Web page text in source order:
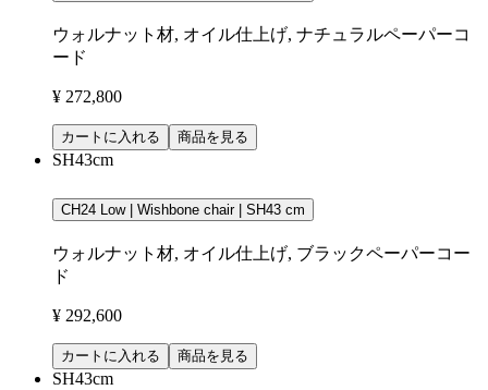
ウォルナット材, オイル仕上げ, ナチュラルペーパーコ
ード
¥ 272,800
カートに入れる 商品を見る
SH43cm
CH24 Low | Wishbone chair | SH43 cm
ウォルナット材, オイル仕上げ, ブラックペーパーコー
ド
¥ 292,600
カートに入れる 商品を見る
SH43cm